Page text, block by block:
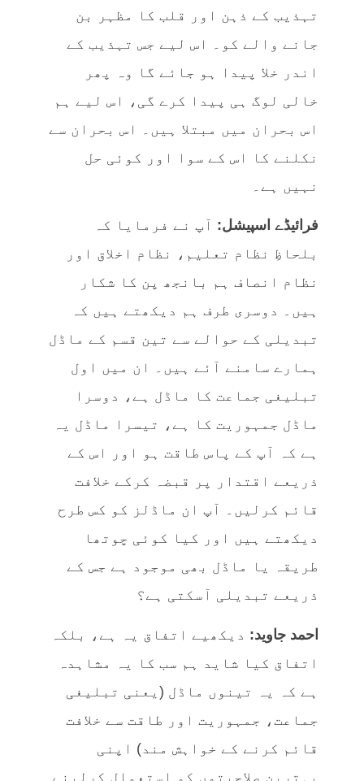
تہذیب کے ذہن اور قلب کا مظہر بن
جانے والے کو۔ اس لیے جس تہذیب کے
اندر خلا پیدا ہو جائے گا وہ پھر
خالی لوگ ہی پیدا کرے گی، اس لیے ہم
اس بحران میں مبتلا ہیں۔ اس بحران سے
نکلنے کا اس کے سوا اور کوئی حل
نہیں ہے۔
فرائیڈے اسپیشل: آپ نے فرمایا کہ
بلحاظِ نظام تعلیم، نظام اخلاق اور
نظام انصاف ہم بانجھ پن کا شکار
ہیں۔ دوسری طرف ہم دیکھتے ہیں کہ
تبدیلی کے حوالے سے تین قسم کے ماڈل
ہمارے سامنے آئے ہیں۔ ان میں اول
تبلیغی جماعت کا ماڈل ہے، دوسرا
ماڈل جمہوریت کا ہے، تیسرا ماڈل یہ
ہے کہ آپ کے پاس طاقت ہو اور اس کے
ذریعے اقتدار پر قبضہ کرکے خلافت
قائم کرلیں۔ آپ ان ماڈلز کو کس طرح
دیکھتے ہیں اور کیا کوئی چوتھا
طریقہ یا ماڈل بھی موجود ہے جس کے
ذریعے تبدیلی آسکتی ہے؟
احمد جاوید: دیکھیے اتفاق یہ ہے، بلکہ
اتفاق کیا شاید ہم سب کا یہ مشاہدہ
ہے کہ یہ تینوں ماڈل (یعنی تبلیغی
جماعت، جمہوریت اور طاقت سے خلافت
قائم کرنے کے خواہش مند) اپنی
بہترین صلاحیتوں کو استعمال کرلینے